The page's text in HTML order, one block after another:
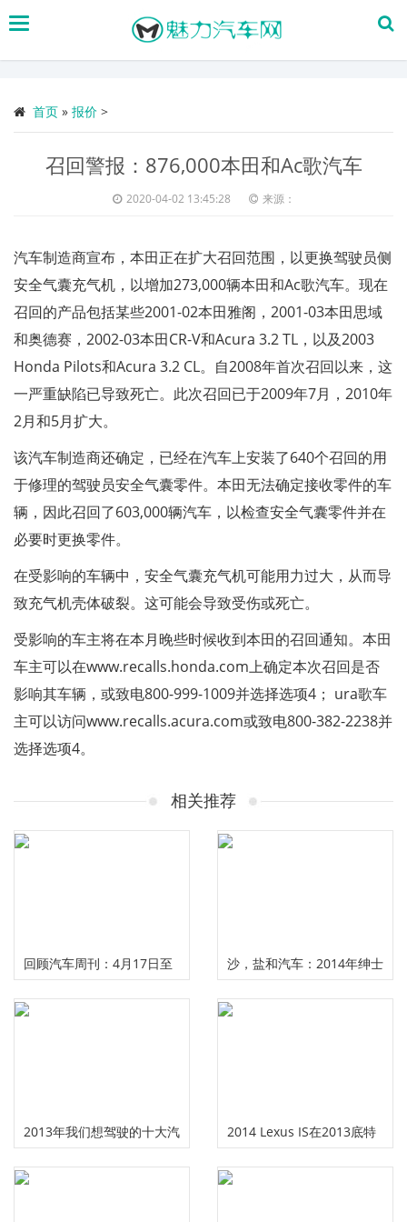
搜
首页 » 报价 >
召回警报：876,000本田和Ac歌汽车
2020-04-02 13:45:28 来源：
汽车制造商宣布，本田正在扩大召回范围，以更换驾驶员侧
安全气囊充气机，以增加273,000辆本田和Ac歌汽车。现在
召回的产品包括某些2001-02本田雅阁，2001-03本田思域
和奥德赛，2002-03本田CR-V和Acura 3.2 TL，以及2003
Honda Pilots和Acura 3.2 CL。自2008年首次召回以来，这
一严重缺陷已导致死亡。此次召回已于2009年7月，2010年
2月和5月扩大。
该汽车制造商还确定，已经在汽车上安装了640个召回的用
于修理的驾驶员安全气囊零件。本田无法确定接收零件的车
辆，因此召回了603,000辆汽车，以检查安全气囊零件并在
必要时更换零件。
在受影响的车辆中，安全气囊充气机可能用力过大，从而导
致充气机壳体破裂。这可能会导致受伤或死亡。
受影响的车主将在本月晚些时候收到本田的召回通知。本田
车主可以在www.recalls.honda.com上确定本次召回是否
影响其车辆，或致电800-999-1009并选择选项4； ura歌车
主可以访问www.recalls.acura.com或致电800-382-2238并
选择选项4。
相关推荐
回顾汽车周刊：4月17日至
21日，您错过的一切
沙，盐和汽车：2014年绅士
油车俱乐部
2013年我们想驾驶的十大汽
车
2014 Lexus IS在2013底特
律车展上